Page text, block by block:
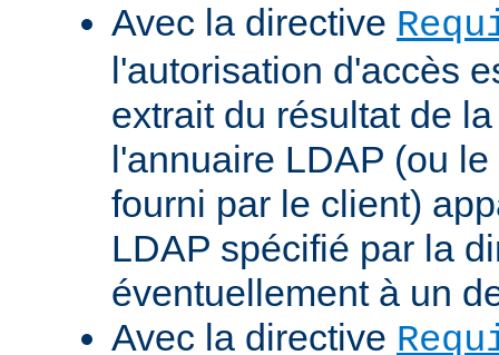
Avec la directive
l'autorisation d'accès
extrait du résultat de
l'annuaire LDAP (ou
fourni par le client)
LDAP spécifié par la
éventuellement à un
Avec la directive